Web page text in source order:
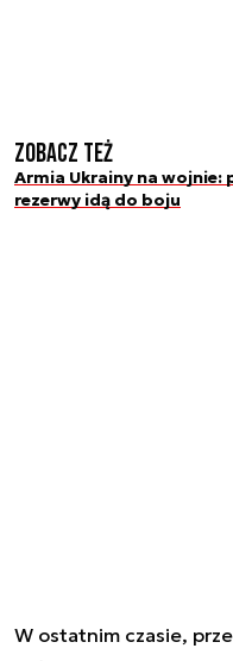
Zobacz też
Armia Ukrainy na wojnie:
rezerwy idą do boju
W ostatnim czasie,